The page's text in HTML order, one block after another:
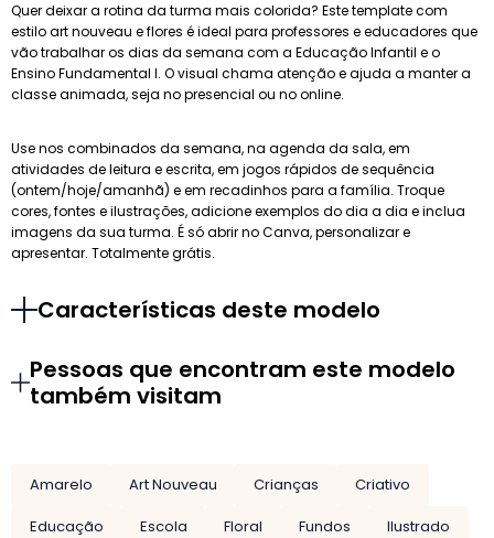
Quer deixar a rotina da turma mais colorida? Este template com
estilo art nouveau e flores é ideal para professores e educadores que
vão trabalhar os dias da semana com a Educação Infantil e o
Ensino Fundamental I. O visual chama atenção e ajuda a manter a
classe animada, seja no presencial ou no online.
Use nos combinados da semana, na agenda da sala, em
atividades de leitura e escrita, em jogos rápidos de sequência
(ontem/hoje/amanhã) e em recadinhos para a família. Troque
cores, fontes e ilustrações, adicione exemplos do dia a dia e inclua
imagens da sua turma. É só abrir no Canva, personalizar e
apresentar. Totalmente grátis.
Características deste modelo
Pessoas que encontram este modelo
também visitam
Amarelo Art Nouveau Crianças
Criativo
Educação
Escola Floral Fundos
Ilustrado